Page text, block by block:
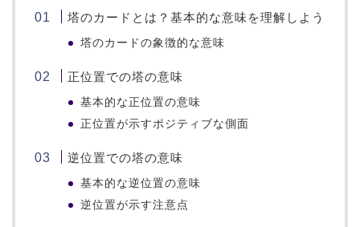
塔のカードとは？基本的な意味を理解しよう
塔のカードの象徴的な意味
正位置での塔の意味
基本的な正位置の意味
正位置が示すポジティブな側面
逆位置での塔の意味
基本的な逆位置の意味
逆位置が示す注意点